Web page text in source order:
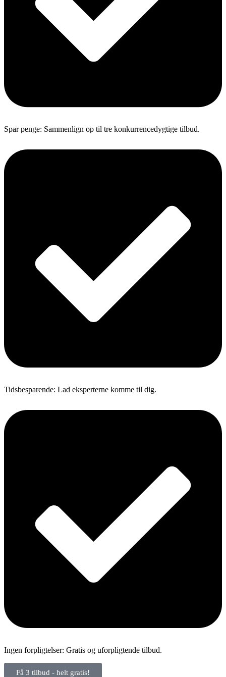
Spar penge: Sammenlign op til tre konkurrencedygtige tilbud.
Tidsbesparende: Lad eksperterne komme til dig.
Ingen forpligtelser: Gratis og uforpligtende tilbud.
Få 3 tilbud - helt gratis!